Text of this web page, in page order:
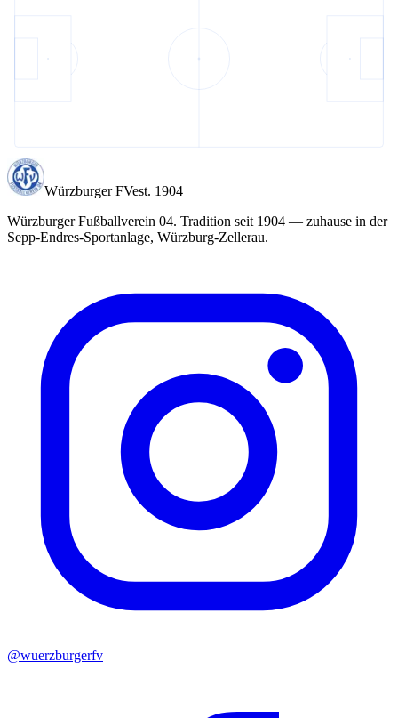
Würzburger FVest. 1904
Würzburger Fußballverein 04. Tradition seit 1904 — zuhause in der
Sepp-Endres-Sportanlage, Würzburg-Zellerau.
@wuerzburgerfv